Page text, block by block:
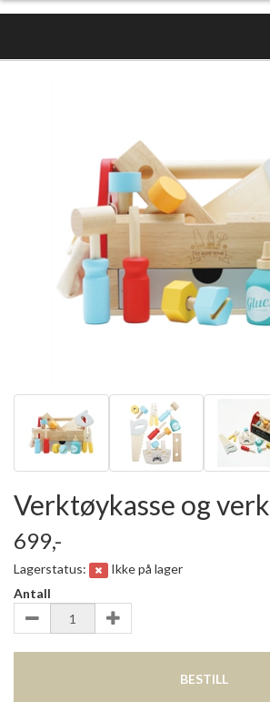
Verktøykasse og
699,-
Lagerstatus:
Ikke på lager
Antall
BESTILL